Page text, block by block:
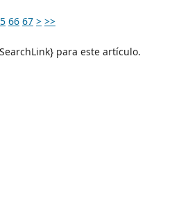
66 67 > >>
para este artículo.